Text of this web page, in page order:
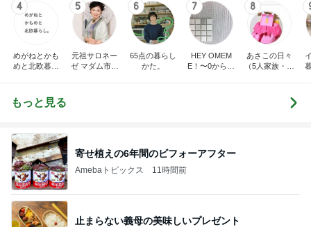
4
めがねとかも
めと北欧暮ら
5
元祖サロネー
ゼ マダム市川
6
65点の暮らし
かた。
7
HEY OMEM
E！〜0からの
8
あさこの日々
（5人家族・投
もっと見る
寄せ植えの6年間のビフォーアフター
Amebaトピックス 11時間前
止まらない義母の美味しいプレゼント